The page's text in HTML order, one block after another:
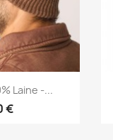
Laine -...
€